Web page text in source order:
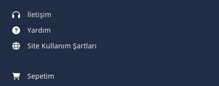
İletişim
Yardım
Site Kullanım Şartları
Sepetim